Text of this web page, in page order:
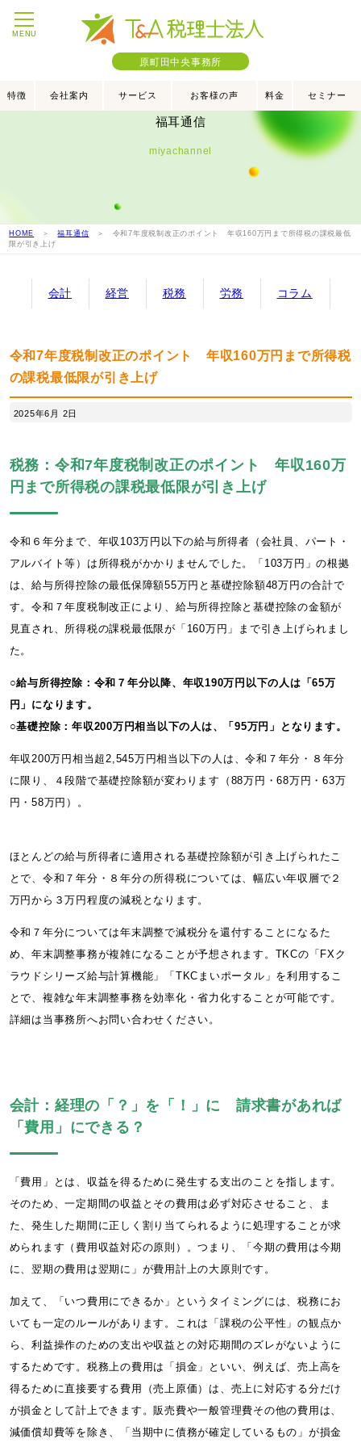
MENU
原町田中央事務所
特徴 会社案内 サービス お客様の声 料金 セミナー
福耳通信
miyachannel
HOME ＞福耳通信 ＞ 令和7年度税制改正のポイント 年収160万円まで所得税の課税最低
限が引き上げ
会計 経営 税務 労務 コラム
令和7年度税制改正のポイント 年収160万円まで所得税
の課税最低限が引き上げ
2025年6月 2日
税務：令和7年度税制改正のポイント 年収160万
円まで所得税の課税最低限が引き上げ
令和６年分まで、年収103万円以下の給与所得者（会社員、パート・
アルバイト等）は所得税がかかりませんでした。「103万円」の根拠
は、給与所得控除の最低保障額55万円と基礎控除額48万円の合計で
す。令和７年度税制改正により、給与所得控除と基礎控除の金額が
見直され、所得税の課税最低限が「160万円」まで引き上げられまし
た。
○給与所得控除：令和７年分以降、年収190万円以下の人は「65万
円」になります。
○基礎控除：年収200万円相当以下の人は、「95万円」となります。
年収200万円相当超2,545万円相当以下の人は、令和７年分・８年分
に限り、４段階で基礎控除額が変わります（88万円・68万円・63万
円・58万円）。
ほとんどの給与所得者に適用される基礎控除額が引き上げられたこ
とで、令和７年分・８年分の所得税については、幅広い年収層で２
万円から３万円程度の減税となります。
令和７年分については年末調整で減税分を還付することになるた
め、年末調整事務が複雑になることが予想されます。TKCの「FXク
ラウドシリーズ給与計算機能」「TKCまいポータル」を利用するこ
とで、複雑な年末調整事務を効率化・省力化することが可能です。
詳細は当事務所へお問い合わせください。
会計：経理の「？」を「！」に 請求書があれば
「費用」にできる？
「費用」とは、収益を得るために発生する支出のことを指します。
そのため、一定期間の収益とその費用は必ず対応させること、ま
た、発生した期間に正しく割り当てられるように処理することが求
められます（費用収益対応の原則）。つまり、「今期の費用は今期
に、翌期の費用は翌期に」が費用計上の大原則です。
加えて、「いつ費用にできるか」というタイミングには、税務にお
いても一定のルールがあります。これは「課税の公平性」の観点か
ら、利益操作のための支出や収益との対応期間のズレがないように
するためです。税務上の費用は「損金」といい、例えば、売上高を
得るために直接要する費用（売上原価）は、売上に対応する分だけ
が損金として計上できます。販売費や一般管理費その他の費用は、
減価償却費等を除き、「当期中に債務が確定しているもの」が損金